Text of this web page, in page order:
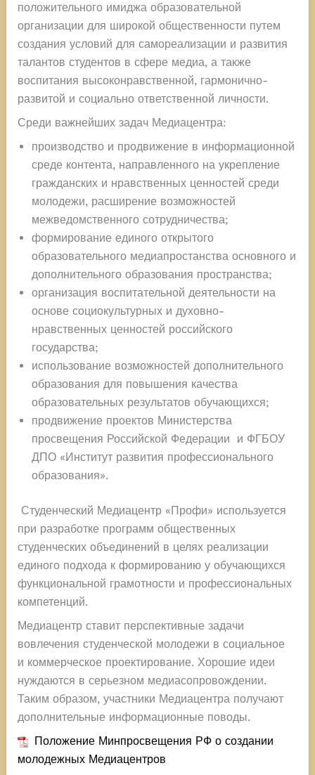
положительного имиджа образовательной
организации для широкой общественности путем
создания условий для самореализации и развития
талантов студентов в сфере медиа, а также
воспитания высоконравственной, гармонично-
развитой и социально ответственной личности.
Среди важнейших задач Медиацентра:
производство и продвижение в информационной
среде контента, направленного на укрепление
гражданских и нравственных ценностей среди
молодежи, расширение возможностей
межведомственного сотрудничества;
формирование единого открытого
образовательного медиапростанства основного и
дополнительного образования пространства;
организация воспитательной деятельности на
основе социокультурных и духовно-
нравственных ценностей российского
государства;
использование возможностей дополнительного
образования для повышения качества
образовательных результатов обучающихся;
продвижение проектов Министерства
просвещения Российской Федерации и ФГБОУ
ДПО «Институт развития профессионального
образования».
Студенческий Медиацентр «Профи» используется
при разработке программ общественных
студенческих объединений в целях реализации
единого подхода к формированию у обучающихся
функциональной грамотности и профессиональных
компетенций.
Медиацентр ставит перспективные задачи
вовлечения студенческой молодежи в социальное
и коммерческое проектирование. Хорошие идеи
нуждаются в серьезном медиасопровождении.
Таким образом, участники Медиацентра получают
дополнительные информационные поводы.
Положение Минпросвещения РФ о создании
молодежных Медиацентров